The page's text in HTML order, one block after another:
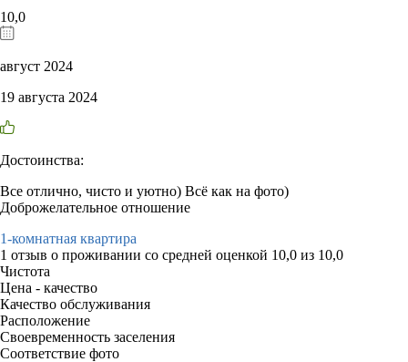
10,0
август 2024
19 августа 2024
Достоинства:
Все отлично, чисто и уютно) Всё как на фото)
Доброжелательное отношение
1-комнатная квартира
1 отзыв о проживании со средней оценкой 10,0 из 10,0
Чистота
Цена - качество
Качество обслуживания
Расположение
Своевременность заселения
Соответствие фото